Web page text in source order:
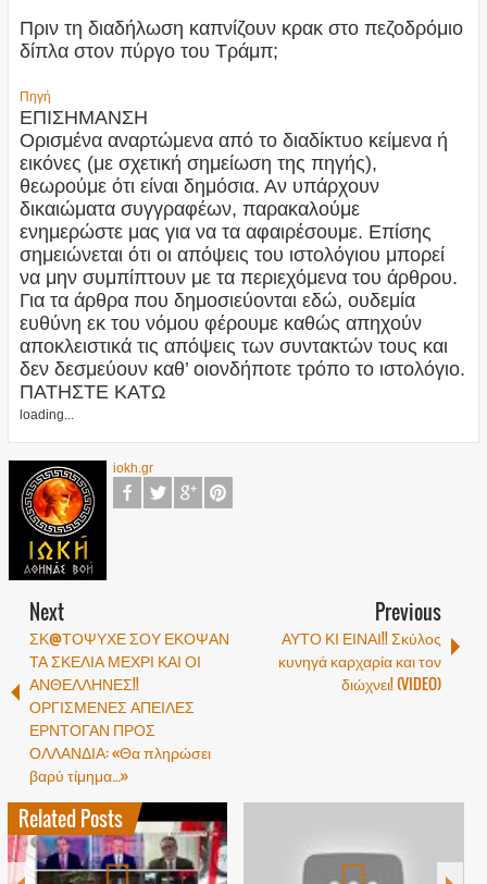
Πριν τη διαδήλωση καπνίζουν κρακ στο πεζοδρόμιο
δίπλα στον πύργο του Τράμπ;
Πηγή
ΕΠΙΣΗΜΑΝΣΗ
Ορισμένα αναρτώμενα από το διαδίκτυο κείμενα ή
εικόνες (με σχετική σημείωση της πηγής),
θεωρούμε ότι είναι δημόσια. Αν υπάρχουν
δικαιώματα συγγραφέων, παρακαλούμε
ενημερώστε μας για να τα αφαιρέσουμε. Επίσης
σημειώνεται ότι οι απόψεις του ιστολόγιου μπορεί
να μην συμπίπτουν με τα περιεχόμενα του άρθρου.
Για τα άρθρα που δημοσιεύονται εδώ, ουδεμία
ευθύνη εκ του νόμου φέρουμε καθώς απηχούν
αποκλειστικά τις απόψεις των συντακτών τους και
δεν δεσμεύουν καθ’ οιονδήποτε τρόπο το ιστολόγιο.
ΠΑΤΗΣΤΕ ΚΑΤΩ
loading...
iokh.gr
Next
ΣΚ@ΤΟΨΥΧΕ ΣΟΥ ΕΚΟΨΑΝ
ΤΑ ΣΚΕΛΙΑ ΜΕΧΡΙ ΚΑΙ ΟΙ
ΑΝΘΕΛΛΗΝΕΣ!!
ΟΡΓΙΣΜΕΝΕΣ ΑΠΕΙΛΕΣ
ΕΡΝΤΟΓΑΝ ΠΡΟΣ
ΟΛΛΑΝΔΙΑ: «Θα πληρώσει
βαρύ τίμημα…»
Previous
ΑΥΤΟ ΚΙ ΕΙΝΑΙ!! Σκύλος
κυνηγά καρχαρία και τον
διώχνει! (VIDEO)
Related Posts